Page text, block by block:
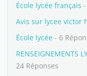
École lycée français
Avis sur lycee victor
École lycée - 6
RENSEIGNEMENTS
24 Réponses